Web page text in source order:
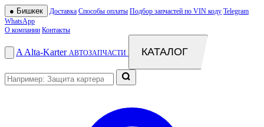
● Бишкек Доставка Способы оплаты Подбор запчастей по VIN коду Telegram
WhatsApp
О компании Контакты
A Alta-Karter АВТОЗАПЧАСТИ КАТАЛОГ